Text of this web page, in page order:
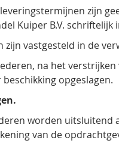
zijn
Kuiper B.V. schriftelijk
zijn vastgesteld in de
na het
opgeslagen.
worden
van de